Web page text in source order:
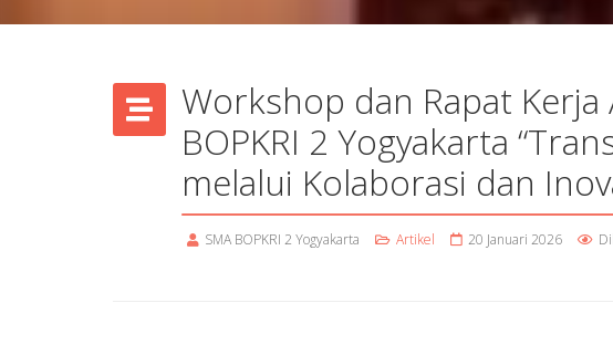
Workshop dan Rapat
BOPKRI 2 Yogyakarta
melalui Kolaborasi dan
SMA BOPKRI 2 Yogyakarta Artikel 20 Januari 2026